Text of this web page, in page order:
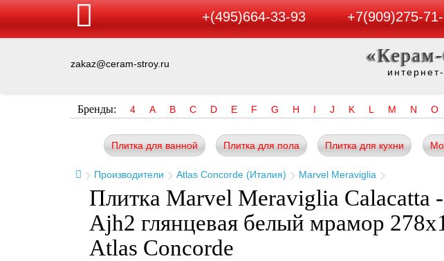
+(495)664-33-93 +7(909)275-
zakaz@ceram-stroy.ru
Бренды: 4 A B C D E F G H I J K L M N O
Плитка для ванной Плитка для пола Плитка для кухни
Производители Atlas Concorde (Италия) Marvel Meraviglia
Плитка Marvel Meraviglia Calacatta
Ajh2 глянцевая белый мрамор
Atlas Concorde